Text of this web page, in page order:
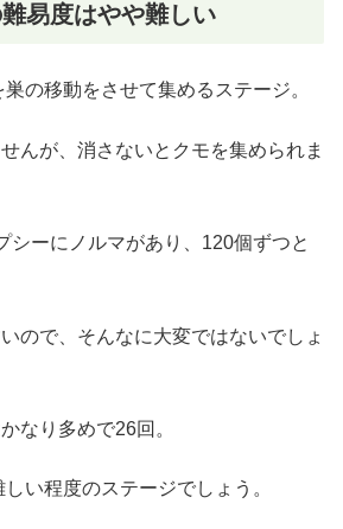
易度はやや難しい
の移動をさせて集めるステージ。
んが、消さないとクモを集められま
シーにノルマがあり、120個ずつと
ので、そんなに大変ではないでしょ
なり多めで26回。
い程度のステージでしょう。